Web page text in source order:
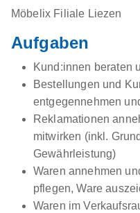
Möbelix Filiale Liezen
Aufgaben
Kund:innen beraten
Bestellungen und
entgegennehmen
Reklamationen
mitwirken (inkl.
Gewährleistung)
Waren annehmen
pflegen, Ware
Waren im